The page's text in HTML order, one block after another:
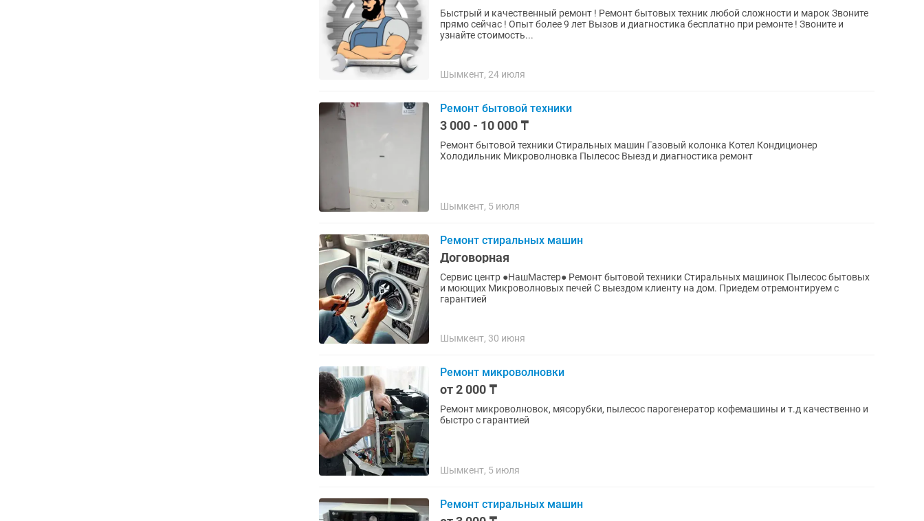
Быстрый и качественный ремонт ! Ремонт бытовых техник любой сложности и марок Звоните
прямо сейчас ! Опыт более 9 лет Вызов и диагностика бесплатно при ремонте ! Звоните и
узнайте стоимость...
Шымкент, 24 июля
Ремонт бытовой техники
3 000 - 10 000 ₸
Ремонт бытовой техники Стиральных машин Газовый колонка Котел Кондиционер
Холодильник Микроволновка Пылесос Выезд и диагностика ремонт
Шымкент, 5 июля
Ремонт стиральных машин
Договорная
Сервис центр ●НашМастер● Ремонт бытовой техники Стиральных машинок Пылесос бытовых
и моющих Микроволновых печей С выездом клиенту на дом. Приедем отремонтируем с
гарантией
Шымкент, 30 июня
Ремонт микроволновки
от 2 000 ₸
Ремонт микроволновок, мясорубки, пылесос парогенератор кофемашины и т.д качественно и
быстро с гарантией
Шымкент, 5 июля
Ремонт стиральных машин